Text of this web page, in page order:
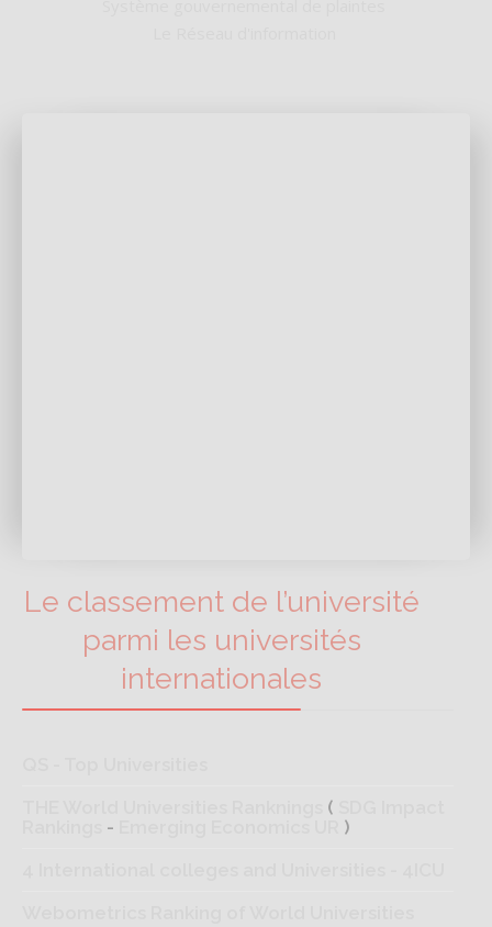
Le classement de l’université
parmi les universités
internationales
(
-
)